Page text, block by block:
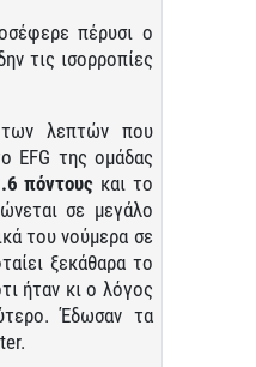
πέρυσι ο
τις ισορροπίες
των λεπτών που
EFG της ομάδας
πόντους και το
σε μεγάλο
του νούμερα σε
ξεκάθαρα το
ήταν κι ο λόγος
Έδωσαν τα